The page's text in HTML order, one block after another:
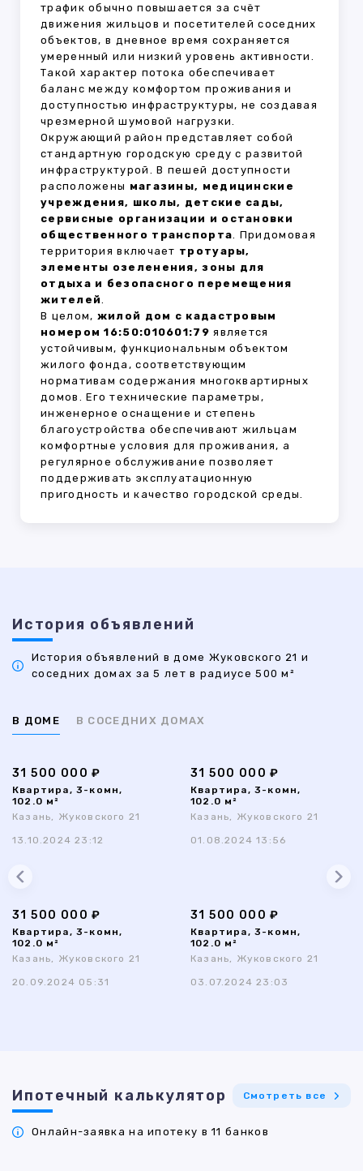
трафик обычно повышается за счёт
движения жильцов и посетителей соседних
объектов, в дневное время сохраняется
умеренный или низкий уровень активности.
Такой характер потока обеспечивает
баланс между комфортом проживания и
доступностью инфраструктуры, не создавая
чрезмерной шумовой нагрузки.
Окружающий район представляет собой
стандартную городскую среду с развитой
инфраструктурой. В пешей доступности
расположены магазины, медицинские
учреждения, школы, детские сады,
сервисные организации и остановки
общественного транспорта. Придомовая
территория включает тротуары,
элементы озеленения, зоны для
отдыха и безопасного перемещения
жителей.
В целом, жилой дом с кадастровым
номером 16:50:010601:79 является
устойчивым, функциональным объектом
жилого фонда, соответствующим
нормативам содержания многоквартирных
домов. Его технические параметры,
инженерное оснащение и степень
благоустройства обеспечивают жильцам
комфортные условия для проживания, а
регулярное обслуживание позволяет
поддерживать эксплуатационную
пригодность и качество городской среды.
История объявлений
История объявлений в доме Жуковского 21 и
соседних домах за 5 лет в радиусе 500 м²
В ДОМЕ В СОСЕДНИХ ДОМАХ
31 500 000 ₽
Квартира, 3-комн,
102.0 м²
Казань, Жуковского 21
13.10.2024 23:12
31 500 000 ₽
Квартира, 3-комн,
102.0 м²
Казань, Жуковского 21
01.08.2024 13:56
31 500 000 ₽
Квартира, 3-комн,
102.0 м²
Казань, Жуковского 21
20.09.2024 05:31
31 500 000 ₽
Квартира, 3-комн,
102.0 м²
Казань, Жуковского 21
03.07.2024 23:03
Ипотечный калькулятор Смотреть все
Онлайн-заявка на ипотеку в 11 банков